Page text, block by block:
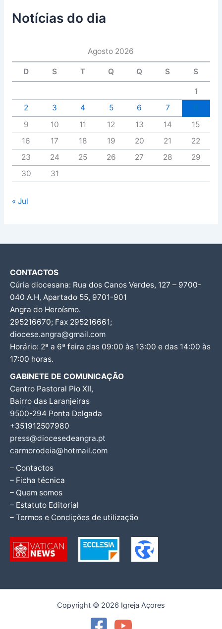
Notícias do dia
Agosto 2026
D S T Q Q S S
1
2
3 4 5 6 7
9
10 11 12 13 14
15
16
17 18 19 20 21
22
23
24 25 26 27 28
29
30
31
« Jul
CONTACTOS
Cúria diocesana: Rua dos Canos Verdes, 127 – 9700-
040 A.H, Apartado 55, 9701-901
Angra do Heroísmo.
295216670; Fax 295216661;
diocese.angra@gmail.com
Horário: 2ª a 6ª feira das 09:00 às 13:00 e das 14:00 às
17:00 horas.
GABINETE DE COMUNICAÇÃO
Centro Pastoral Pio XII,
Bairro das Laranjeiras
9500-294 Ponta Delgada
+351912507980
press@diocesedeangra.pt
carmorodeia@hotmail.com
– Contactos
– Ficha técnica
– Quem somos
– Estatuto Editorial
– Termos e Condições de utilização
Copyright © 2026 Igreja Açores